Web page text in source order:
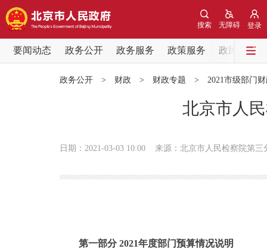
登录
无障碍
搜索
要闻动态 政务公开 政务服务 政策服务
政民互动
政务公开 > 财政 > 财政专题 > 2021市级部门
北京市人
日期：2021-03-03 10:00 来源：北京市人民检察院第三
第一部分 2021年度部门预算情况说明